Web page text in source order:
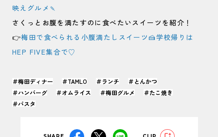
映えグルメ🍡
さくっとお腹を満たすのに食べたいスイーツを紹介！
👉梅田で食べられる小腹満たしスイーツ🍰学校帰りは
HEP FIVE集合で♡
＃梅田ディナー ＃TAMLO ＃ランチ
＃とんかつ
＃ハンバーグ
＃オムライス ＃梅田グルメ
＃たこ焼き
＃パスタ